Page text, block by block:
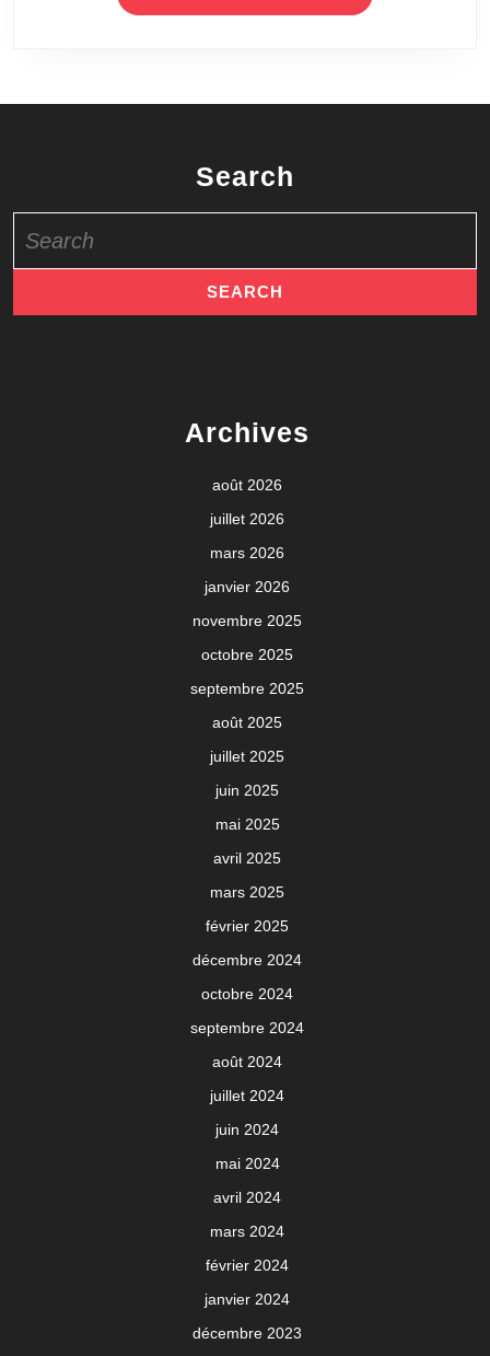
Search
for:
Archives
août 2026
juillet 2026
mars 2026
janvier 2026
novembre 2025
octobre 2025
septembre 2025
août 2025
juillet 2025
juin 2025
mai 2025
avril 2025
mars 2025
février 2025
décembre 2024
octobre 2024
septembre 2024
août 2024
juillet 2024
juin 2024
mai 2024
avril 2024
mars 2024
février 2024
janvier 2024
décembre 2023